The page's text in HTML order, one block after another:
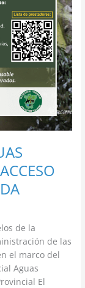
de la
de las
el marco del
Aguas
El